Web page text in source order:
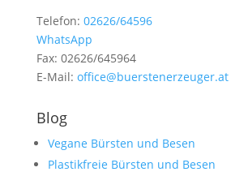
Telefon: 02626/64596
WhatsApp
Fax: 02626/645964
E-Mail: office@buerstenerzeuger.at
Blog
Vegane Bürsten und Besen
Plastikfreie Bürsten und Besen